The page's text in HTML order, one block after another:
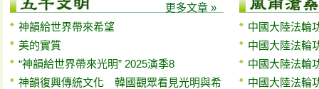
更多文章 »
神韻給世界帶來希望
美的實質
“神韻給世界帶來光明” 2025演季8
神韻復興傳統文化 韓國觀眾看見光明與希
中國大陸法輪
中國大陸法輪
中國大陸法輪
中國大陸法輪